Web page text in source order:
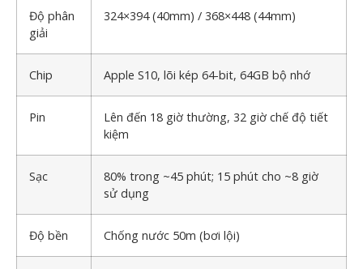
Độ phân
giải
324×394 (40mm) / 368×448 (44mm)
Chip Apple S10, lõi kép 64-bit, 64GB bộ nhớ
Pin
Lên đến 18 giờ thường, 32 giờ chế độ tiết
kiệm
Sạc
80% trong ~45 phút; 15 phút cho ~8 giờ
sử dụng
Độ bền Chống nước 50m (bơi lội)